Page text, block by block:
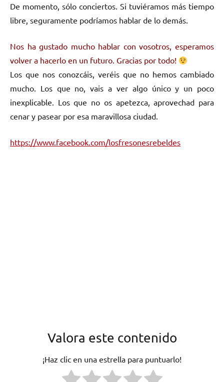
De momento, sólo conciertos. Si tuviéramos más tiempo
libre, seguramente podríamos hablar de lo demás.
Nos ha gustado mucho hablar con vosotros, esperamos
volver a hacerlo en un futuro. Gracias por todo!
Los que nos conozcáis, veréis que no hemos cambiado
mucho. Los que no, vais a ver algo único y un poco
inexplicable. Los que no os apetezca, aprovechad para
cenar y pasear por esa maravillosa ciudad.
https://www.facebook.com/losfresonesrebeldes
Valora este contenido
¡Haz clic en una estrella para puntuarlo!